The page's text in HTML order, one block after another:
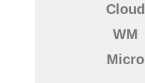
Cloud
WM
Micro